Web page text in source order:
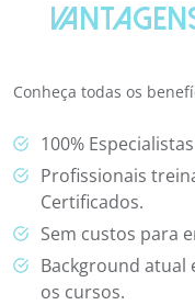
Conheça todas os
100%
Profissionais
Certificados.
Sem custos para
Background
os cursos.